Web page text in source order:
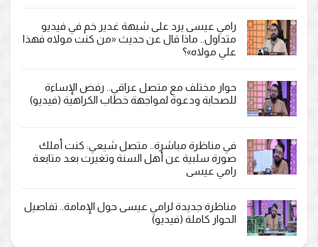
رامي عيسى يرد على شبهة غدير خم في فيديو
متداول.. ماذا قال عن حديث «من كنت مولاه فهذا
علي مولاه»؟
حوار مختلف مع متصل عراقي.. رفض الإساءة
للصحابة ودعوة لمواجهة خطاب الكراهية (فيديو)
في مناظرة مباشرة.. متصل شيعي: كنت أملك
صورة سلبية عن أهل السنة وتغيرت بعد متابعة
رامي عيسى
مناظرة جديدة لرامي عيسى حول الإمامة.. تفاصيل
الحوار كاملة (فيديو)